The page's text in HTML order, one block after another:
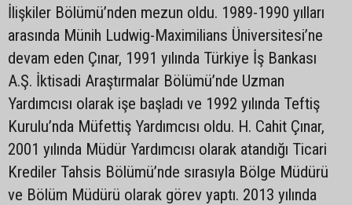
İlişkiler Bölümü’nden mezun oldu. 1989-1990 yılları
arasında Münih Ludwig-Maximilians Üniversitesi’ne
devam eden Çınar, 1991 yılında Türkiye İş Bankası
A.Ş. İktisadi Araştırmalar Bölümü’nde Uzman
Yardımcısı olarak işe başladı ve 1992 yılında Teftiş
Kurulu’nda Müfettiş Yardımcısı oldu. H. Cahit Çınar,
2001 yılında Müdür Yardımcısı olarak atandığı Ticari
Krediler Tahsis Bölümü’nde sırasıyla Bölge Müdürü
ve Bölüm Müdürü olarak görev yaptı. 2013 yılında